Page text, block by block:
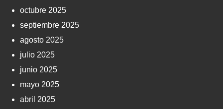
octubre 2025
septiembre 2025
agosto 2025
julio 2025
junio 2025
mayo 2025
abril 2025